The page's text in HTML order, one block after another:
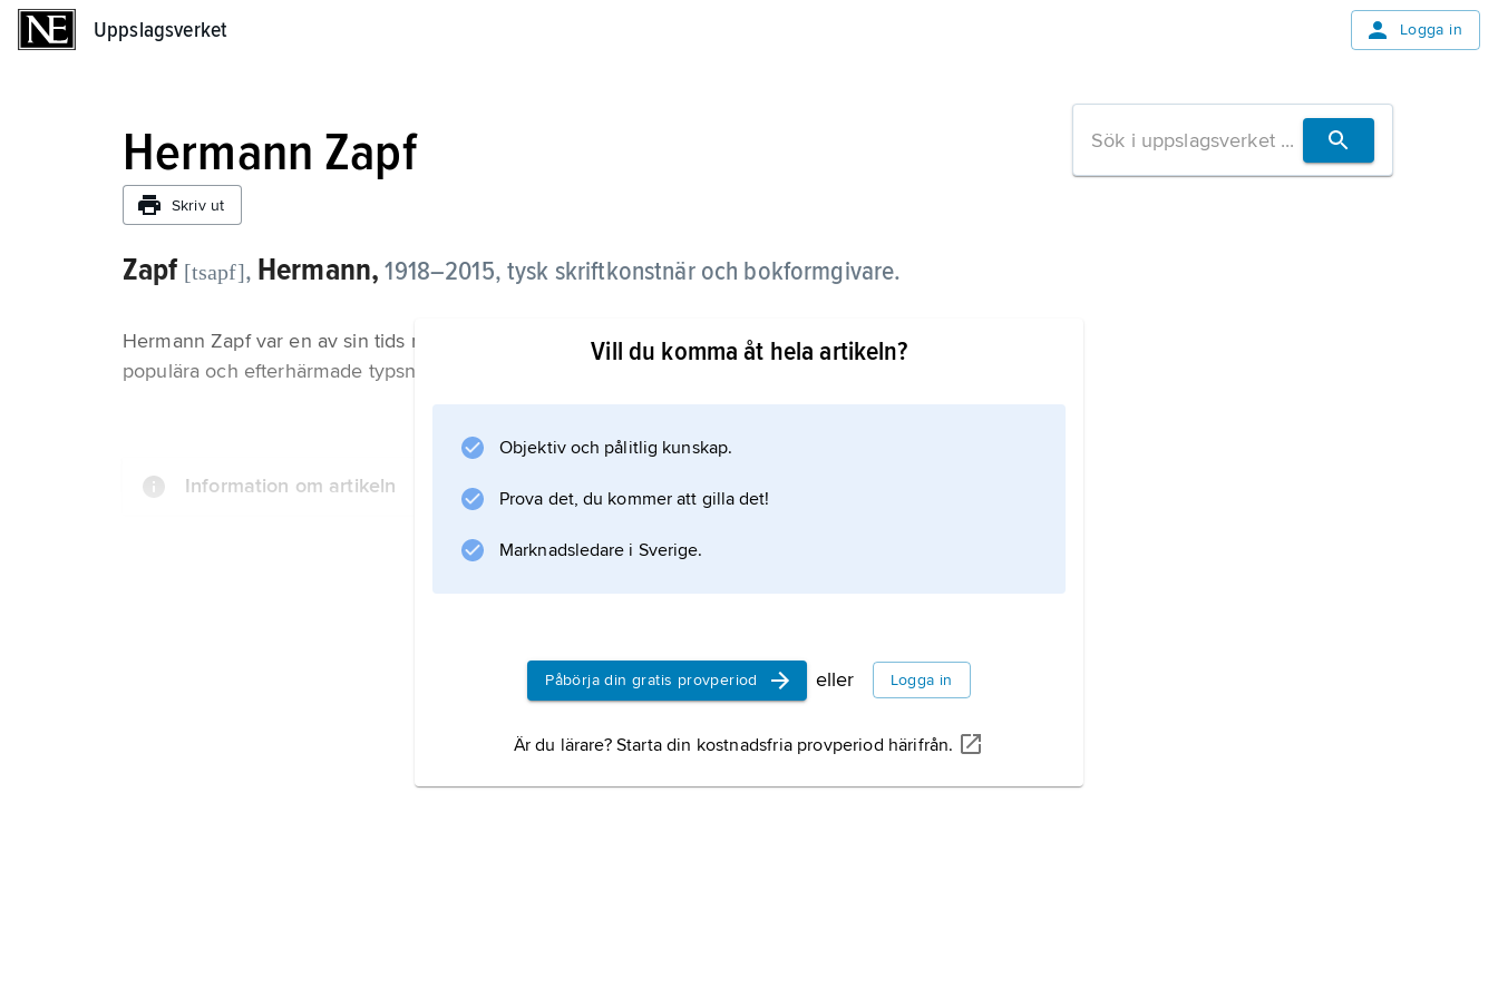
Uppslagsverket Logga in
Hermann Zapf
Skriv ut
Zapf [tsapf], Hermann, 1918–2015, tysk skriftkonstnär och bokformgivare.
Hermann Zapf var en av sin tids mest betydande grafiska designer, både som skapare av
populära och efterhärmade typsnitt och som lärare och författare.
Information om artikeln
Vill du komma åt hela artikeln?
Objektiv och pålitlig kunskap.
Prova det, du kommer att gilla det!
Marknadsledare i Sverige.
Påbörja din gratis provperiod eller Logga in
Är du lärare? Starta din kostnadsfria provperiod härifrån.